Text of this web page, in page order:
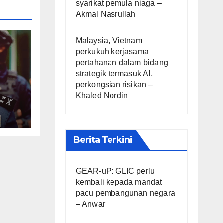
syarikat pemula niaga –
Akmal Nasrullah
Malaysia, Vietnam
perkukuh kerjasama
pertahanan dalam bidang
strategik termasuk AI,
perkongsian risikan –
Khaled Nordin
Berita Terkini
GEAR-uP: GLIC perlu
kembali kepada mandat
pacu pembangunan negara
– Anwar